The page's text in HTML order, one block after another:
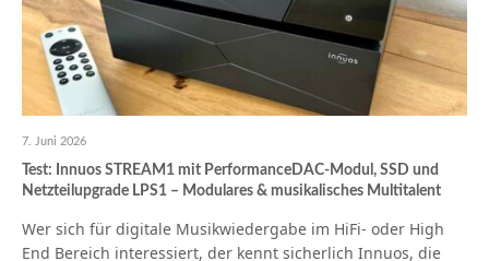
7. Juni 2026
Test: Innuos STREAM1 mit PerformanceDAC-Modul, SSD und
Netzteilupgrade LPS1 – Modulares & musikalisches Multitalent
Wer sich für digitale Musikwiedergabe im HiFi- oder High
End Bereich interessiert, der kennt sicherlich Innuos, die